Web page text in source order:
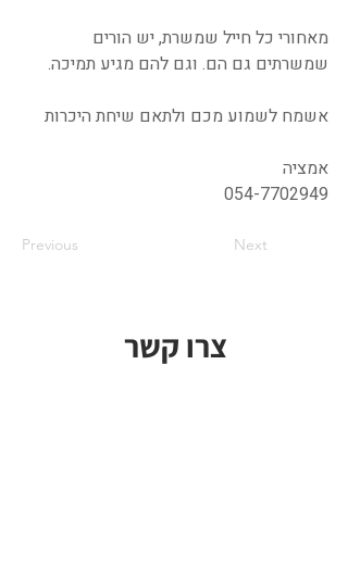
מאחורי כל חייל שמשרת, יש הורים
שמשרתים גם הם. וגם להם מגיע תמיכה.
אשמח לשמוע מכם ולתאם שיחת היכרות
אמציה
054-7702949
Previous Next
צרו קשר